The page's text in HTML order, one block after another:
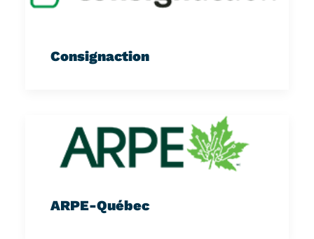
Consignaction
ARPE-Québec